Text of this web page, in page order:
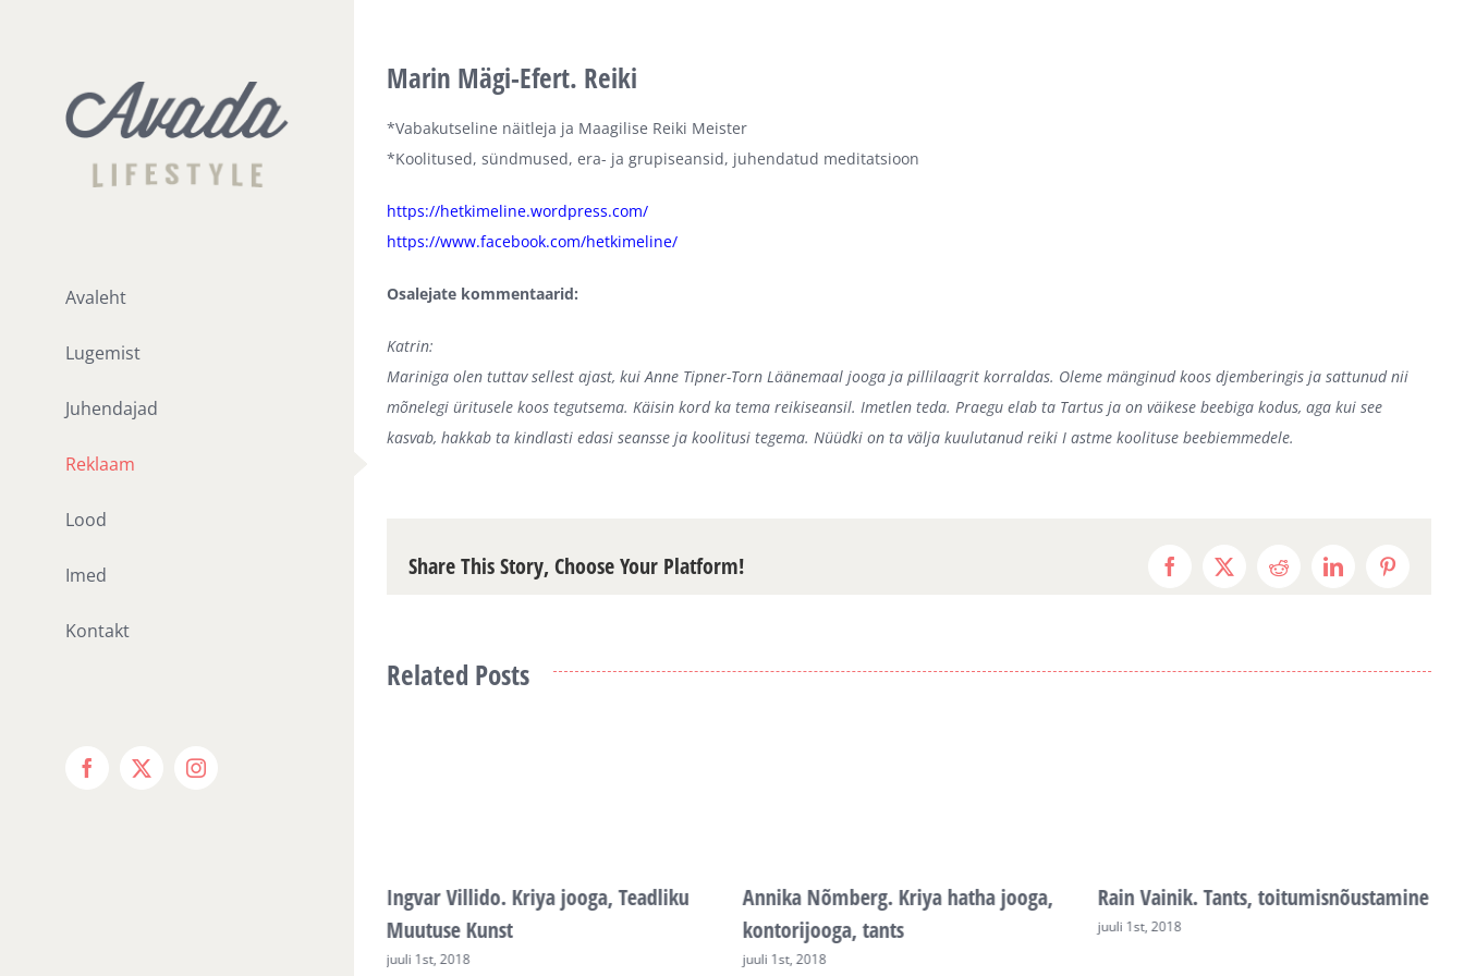
Avaleht
Lugemist
Juhendajad
Reklaam
Lood
Imed
Kontakt
Facebook
X Instagram
Marin Mägi-Efert. Reiki
*Vabakutseline näitleja ja Maagilise Reiki Meister
*Koolitused, sündmused, era- ja grupiseansid, juhendatud meditatsioon
https://hetkimeline.wordpress.com/
https://www.facebook.com/hetkimeline/
Osalejate kommentaarid:
Katrin:
Mariniga olen tuttav sellest ajast, kui Anne Tipner-Torn Läänemaal jooga ja pillilaagrit korraldas. Oleme mänginud koos djemberingis ja sattunud nii
mõnelegi üritusele koos tegutsema. Käisin kord ka tema reikiseansil. Imetlen teda. Praegu elab ta Tartus ja on väikese beebiga kodus, aga kui see
kasvab, hakkab ta kindlasti edasi seansse ja koolitusi tegema. Nüüdki on ta välja kuulutanud reiki I astme koolituse beebiemmedele.
Share This Story, Choose Your Platform! Facebook
X RedditLinkedInPinterest
Related Posts
Ingvar Villido. Kriya jooga, Teadliku
Muutuse Kunst
juuli 1st, 2018
Annika Nõmberg. Kriya hatha jooga,
kontorijooga, tants
juuli 1st, 2018
Rain Vainik. Tants, toitumisnõustamine
juuli 1st, 2018